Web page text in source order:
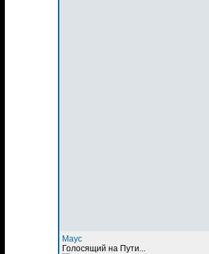
Маус
Голосящий на Пути...